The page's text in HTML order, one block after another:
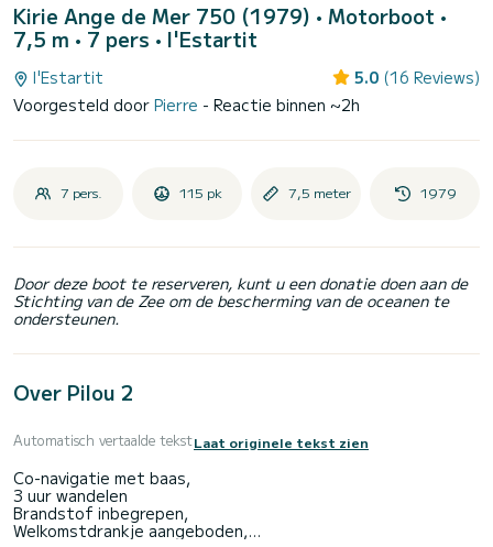
Kirie Ange de Mer 750 (1979) • Motorboot •
7,5 m • 7 pers • l'Estartit
l'Estartit 5.0 (16 Reviews)
Voorgesteld door Pierre - Reactie binnen ~2h
7 pers. 115 pk 7,5 meter 1979
Door deze boot te reserveren, kunt u een donatie doen aan de
Stichting van de Zee om de bescherming van de oceanen te
ondersteunen.
Over Pilou 2
Automatisch vertaalde tekstLaat originele tekst zien
Co-navigatie met baas,
3 uur wandelen
Brandstof inbegrepen,
Welkomstdrankje aangeboden,